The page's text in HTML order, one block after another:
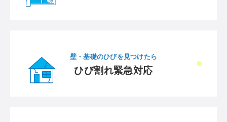
壁・基礎のひびを見つけたら
ひび割れ緊急対応